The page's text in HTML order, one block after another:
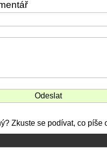
Zkuste se podívat, co